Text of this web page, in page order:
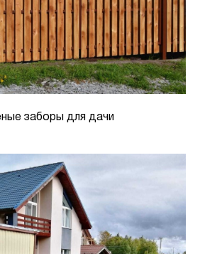
заборы для дачи